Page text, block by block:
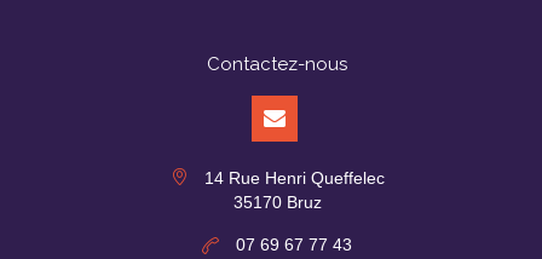
Contactez-nous
14 Rue Henri Queffelec
35170 Bruz
07 69 67 77 43